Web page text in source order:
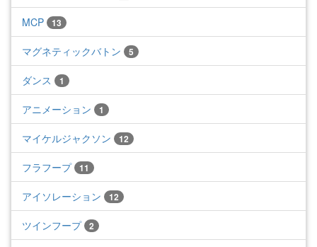
MCP 13
マグネティックバトン 5
ダンス 1
アニメーション 1
マイケルジャクソン 12
フラフープ 11
アイソレーション 12
ツインフープ 2